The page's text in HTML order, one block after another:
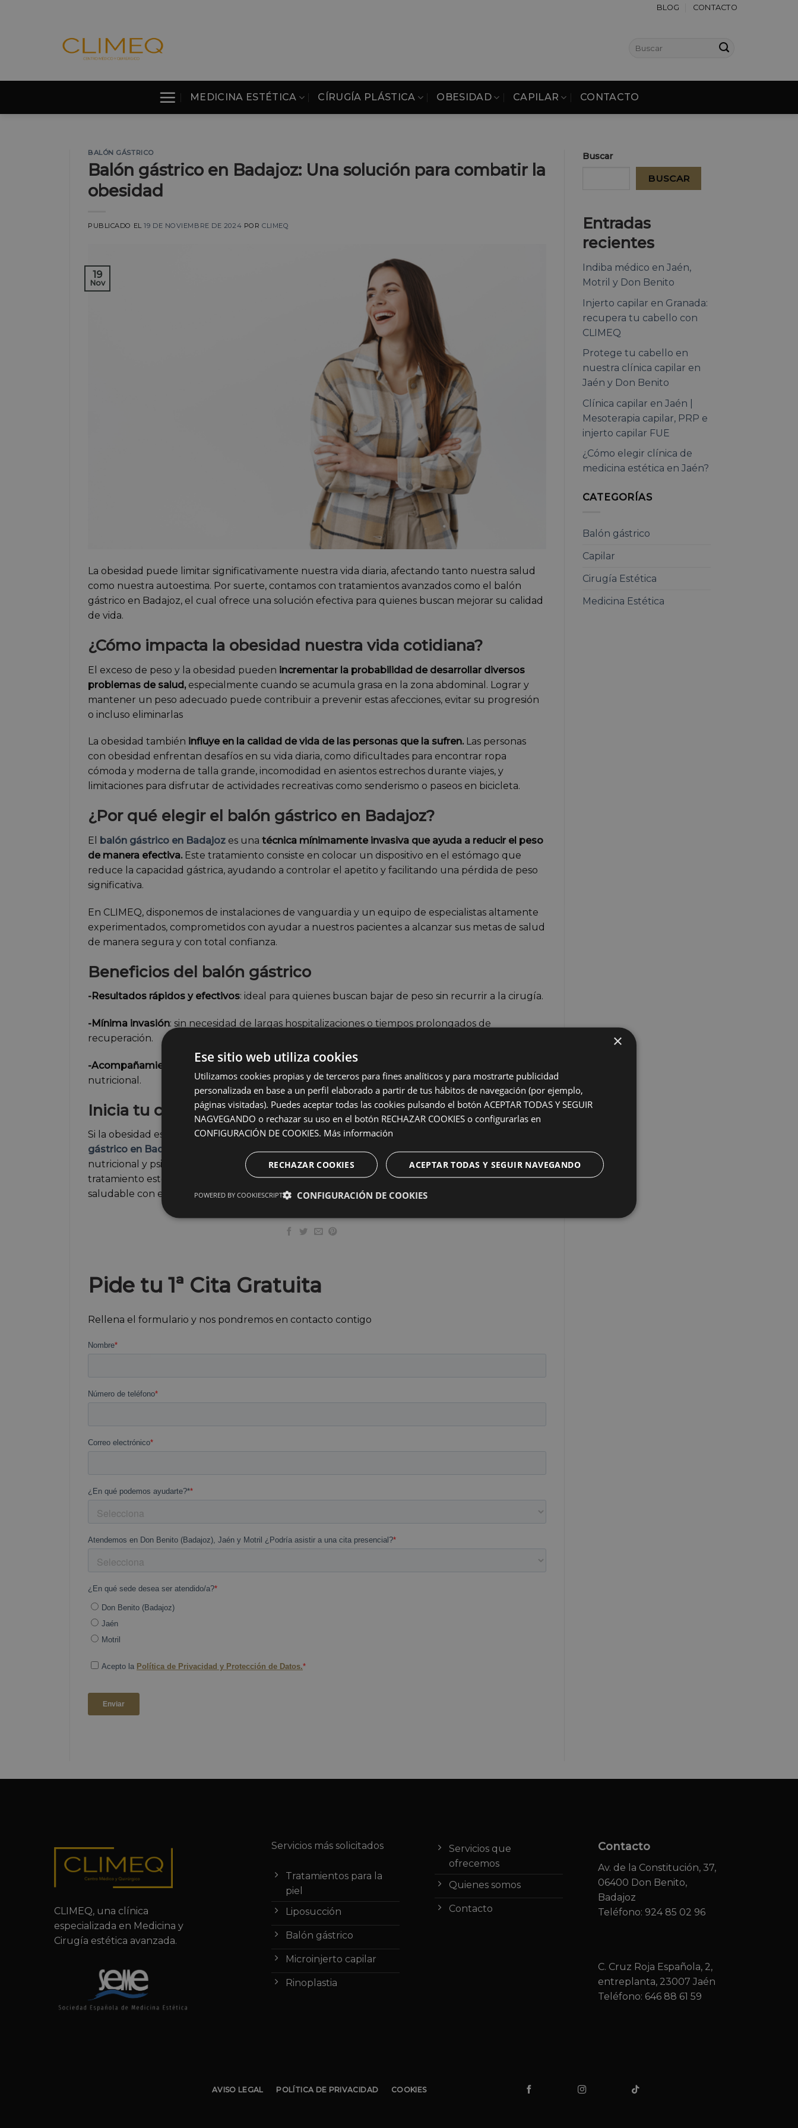
BLOG CONTACTO
MEDICINA ESTÉTICA CÍRUGÍA PLÁSTICA OBESIDAD CAPILAR CONTACTO
BALÓN GÁSTRICO
Balón gástrico en Badajoz: Una solución para combatir la
obesidad
PUBLICADO EL19 DE NOVIEMBRE DE 2024 POR CLIMEQ
19
Nov
La obesidad puede limitar significativamente nuestra vida diaria, afectando tanto nuestra salud
como nuestra autoestima. Por suerte, contamos con tratamientos avanzados como el balón
gástrico en Badajoz, el cual ofrece una solución efectiva para quienes buscan mejorar su calidad
de vida.
¿Cómo impacta la obesidad nuestra vida cotidiana?
El exceso de peso y la obesidad pueden incrementar la probabilidad de desarrollar diversos
problemas de salud, especialmente cuando se acumula grasa en la zona abdominal. Lograr y
mantener un peso adecuado puede contribuir a prevenir estas afecciones, evitar su progresión
o incluso eliminarlas
La obesidad también influye en la calidad de vida de las personas que la sufren. Las personas
con obesidad enfrentan desafíos en su vida diaria, como dificultades para encontrar ropa
cómoda y moderna de talla grande, incomodidad en asientos estrechos durante viajes, y
limitaciones para disfrutar de actividades recreativas como senderismo o paseos en bicicleta.
¿Por qué elegir el balón gástrico en Badajoz?
El balón gástrico en Badajoz es una técnica mínimamente invasiva que ayuda a reducir el peso
de manera efectiva. Este tratamiento consiste en colocar un dispositivo en el estómago que
reduce la capacidad gástrica, ayudando a controlar el apetito y facilitando una pérdida de peso
significativa.
En CLIMEQ, disponemos de instalaciones de vanguardia y un equipo de especialistas altamente
experimentados, comprometidos con ayudar a nuestros pacientes a alcanzar sus metas de salud
de manera segura y con total confianza.
Beneficios del balón gástrico
-Resultados rápidos y efectivos: ideal para quienes buscan bajar de peso sin recurrir a la cirugía.
-Mínima invasión: sin necesidad de largas hospitalizaciones o tiempos prolongados de
recuperación.
-Acompañamiento personalizado: en cada etapa del tratamiento recibirás apoyo médico y
nutricional.
Inicia tu cambio con el balón gástrico en Badajoz
Si la obesidad está afectando tu calidad de vida, no esperes más. En CLIMEQ, ofrecemos el
gástrico en Badajoz
como parte de un programa integral que incluye asesoramiento médico,
nutricional y psicológico. Además, te brindamos facilidades de financiación para que este
tratamiento esté al alcance de todos.Contáctanos ahora y da el primer paso hacia una vida
saludable con el balón gástrico..
Pide tu 1ª Cita Gratuita
Rellena el formulario y nos pondremos en contacto contigo
Buscar
BUSCAR
Entradas
recientes
Indiba médico en Jaén,
Motril y Don Benito
Injerto capilar en Granada:
recupera tu cabello con
CLIMEQ
Protege tu cabello en
nuestra clínica capilar en
Jaén y Don Benito
Clínica capilar en Jaén |
Mesoterapia capilar, PRP e
injerto capilar FUE
¿Cómo elegir clínica de
medicina estética en Jaén?
CATEGORÍAS
Balón gástrico
Capilar
Cirugía Estética
Medicina Estética
CLIMEQ, una clínica
especializada en Medicina y
Cirugía estética avanzada.
Servicios más solicitados
Tratamientos para la
piel
Liposucción
Balón gástrico
Microinjerto capilar
Rinoplastia
Servicios que
ofrecemos
Quienes somos
Contacto
Contacto
Av. de la Constitución, 37,
06400 Don Benito,
Badajoz
Teléfono: 924 85 02 96
C. Cruz Roja Española, 2,
entreplanta, 23007 Jaén
Teléfono: 646 88 61 59
AVISO LEGAL POLÍTICA DE PRIVACIDAD COOKIES
×
Ese sitio web utiliza cookies
Utilizamos cookies propias y de terceros para fines analíticos y para mostrarte publicidad
personalizada en base a un perfil elaborado a partir de tus hábitos de navegación (por ejemplo,
páginas visitadas). Puedes aceptar todas las cookies pulsando el botón ACEPTAR TODAS Y SEGUIR
NAGVEGANDO o rechazar su uso en el botón RECHAZAR COOKIES o configurarlas en
CONFIGURACIÓN DE COOKIES. Más información
ACEPTAR TODAS Y SEGUIR NAVEGANDO
RECHAZAR COOKIES
CONFIGURACIÓN DE COOKIES
POWERED BY COOKIESCRIPT